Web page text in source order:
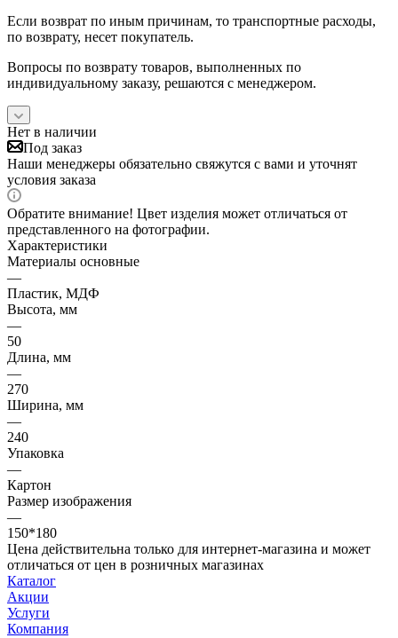
Если возврат по иным причинам, то транспортные расходы,
по возврату, несет покупатель.
Вопросы по возврату товаров, выполненных по
индивидуальному заказу, решаются с менеджером.
Нет в наличии
Под заказ
Наши менеджеры обязательно свяжутся с вами и уточнят
условия заказа
Обратите внимание! Цвет изделия может отличаться от
представленного на фотографии.
Характеристики
Материалы основные
—
Пластик, МДФ
Высота, мм
—
50
Длина, мм
—
270
Ширина, мм
—
240
Упаковка
—
Картон
Размер изображения
—
150*180
Цена действительна только для интернет-магазина и может
отличаться от цен в розничных магазинах
Каталог
Акции
Услуги
Компания